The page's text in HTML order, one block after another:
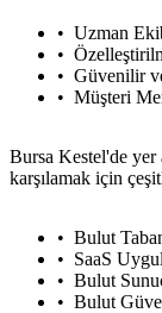
Uzman
Güvenilir
Müşteri
Bursa Kestel'de yer
karşılamak için
Bulut
SaaS
Bulut
Bulut